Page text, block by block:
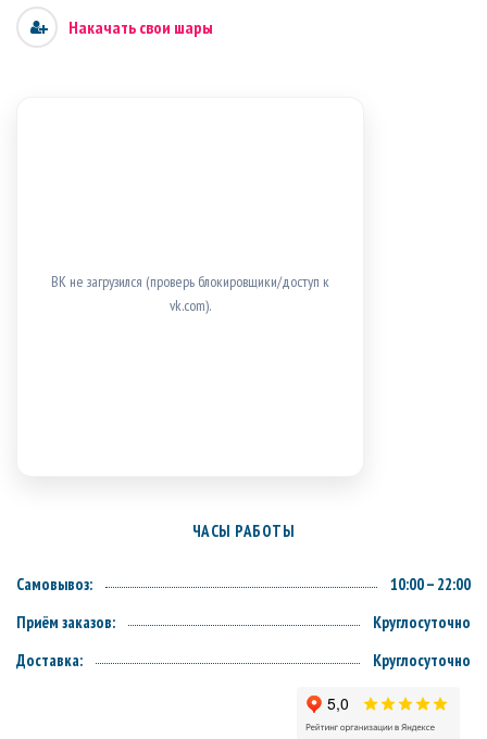
Накачать свои шары
ВК не загрузился (проверь блокировщики/доступ к
vk.com).
ЧАСЫ РАБОТЫ
Самовывоз:
10:00 – 22:00
Приём заказов:
Круглосуточно
Доставка:
Круглосуточно